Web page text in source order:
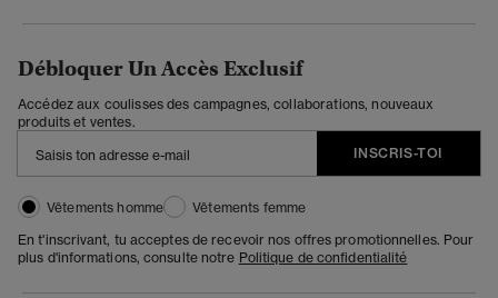
Débloquer Un Accès Exclusif
Accédez aux coulisses des campagnes, collaborations, nouveaux
produits et ventes.
INSCRIS-TOI
Vêtements homme
Vêtements femme
En t'inscrivant, tu acceptes de recevoir nos offres promotionnelles. Pour
plus d'informations, consulte notre Politique de confidentialité